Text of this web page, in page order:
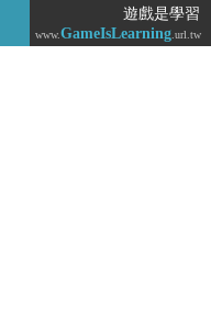
遊戲是學習
www.GameIsLearning .url.tw